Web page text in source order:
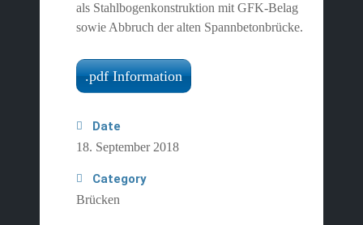
als Stahlbogenkonstruktion mit GFK-Belag
sowie Abbruch der alten Spannbetonbrücke.
.pdf Information
Date
18. September 2018
Category
Brücken